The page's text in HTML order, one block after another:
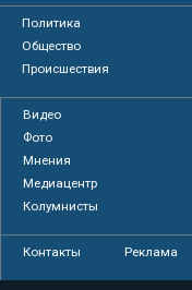
Политика
Общество
Происшествия
Видео
Фото
Мнения
Медиацентр
Колумнисты
Контакты Реклама